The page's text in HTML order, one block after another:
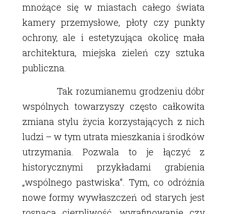
mnożące się w miastach całego świata
kamery przemysłowe, płoty czy punkty
ochrony, ale i estetyzująca okolicę mała
architektura, miejska zieleń czy sztuka
publiczna.
Tak rozumianemu grodzeniu dóbr
wspólnych towarzyszy często całkowita
zmiana stylu życia korzystających z nich
ludzi – w tym utrata mieszkania i środków
utrzymania. Pozwala to je łączyć z
historycznymi przykładami grabienia
„wspólnego pastwiska”. Tym, co odróżnia
nowe formy wywłaszczeń od starych jest